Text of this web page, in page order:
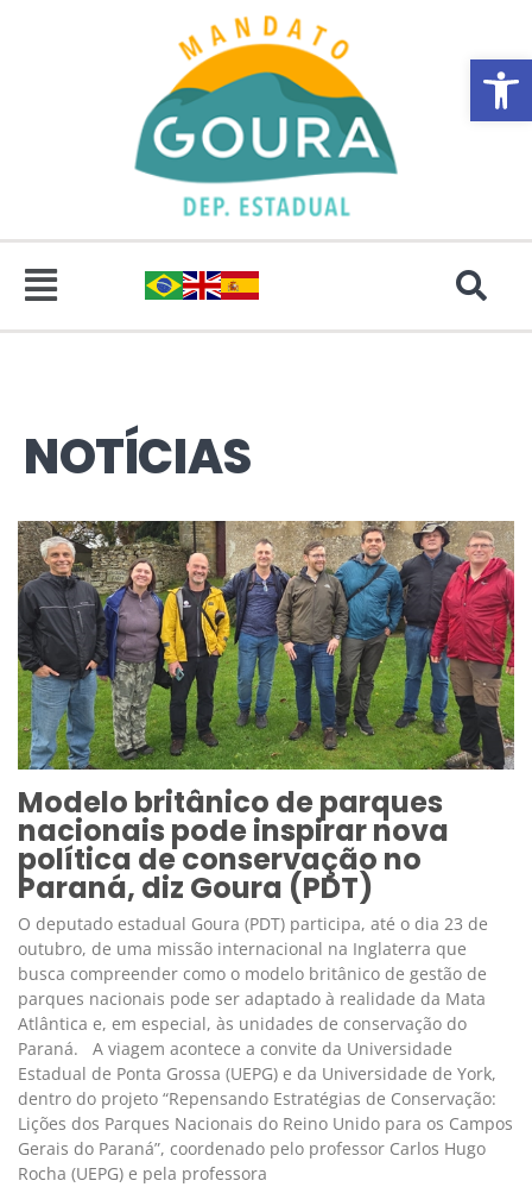
Abrir
NOTÍCIAS
Modelo britânico de parques
nacionais pode inspirar nova
política de conservação no
Paraná, diz Goura (PDT)
O deputado estadual Goura (PDT) participa, até o dia 23 de
outubro, de uma missão internacional na Inglaterra que
busca compreender como o modelo britânico de gestão de
parques nacionais pode ser adaptado à realidade da Mata
Atlântica e, em especial, às unidades de conservação do
Paraná. A viagem acontece a convite da Universidade
Estadual de Ponta Grossa (UEPG) e da Universidade de York,
dentro do projeto “Repensando Estratégias de Conservação:
Lições dos Parques Nacionais do Reino Unido para os Campos
Gerais do Paraná”, coordenado pelo professor Carlos Hugo
Rocha (UEPG) e pela professora